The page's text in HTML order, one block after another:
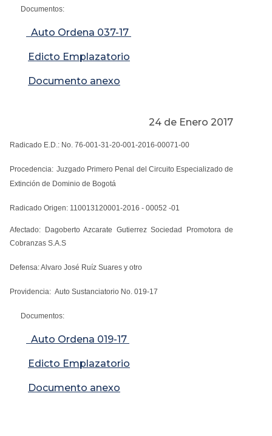
Documentos:
Auto Ordena 037-17
Edicto Emplazatorio
Documento anexo
24 de Enero 2017
Radicado E.D.: No. 76-001-31-20-001-2016-00071-00
Procedencia: Juzgado Primero Penal del Circuito Especializado de
Extinción de Dominio de Bogotá
Radicado Origen: 110013120001-2016 - 00052 -01
Afectado: Dagoberto Azcarate Gutierrez Sociedad Promotora de
Cobranzas S.A.S
Defensa: Alvaro José Ruíz Suares y otro
Providencia: Auto Sustanciatorio No. 019-17
Documentos:
Auto Ordena 019-17
Edicto Emplazatorio
Documento anexo